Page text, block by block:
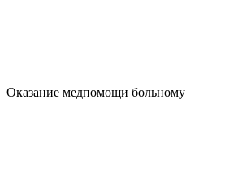
Оказание медпомощи больному